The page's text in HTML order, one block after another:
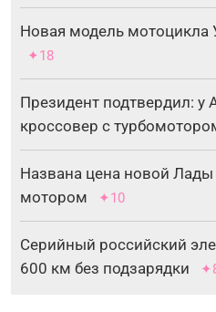
Новая модель мотоцикла
✦18
Президент подтвердил: у
кроссовер с
Названа цена новой
мотором
✦10
Серийный российский
600 км без подзарядки